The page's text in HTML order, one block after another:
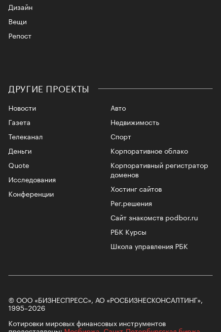
Дизайн
Вещи
Репост
ДРУГИЕ ПРОЕКТЫ
Новости
Газета
Телеканал
Авто
Недвижимость
Спорт
Корпоративное облако
Корпоративный регистратор
доменов
Хостинг сайтов
Рег.решения
Сайт знакомств podbor.ru
РБК Курсы
Школа управления РБК
Деньги
Quote
Исследования
Конференции
© ООО «БИЗНЕСПРЕСС», АО «РОСБИЗНЕСКОНСАЛТИНГ»,
1995–2026
Котировки мировых финансовых инструментов